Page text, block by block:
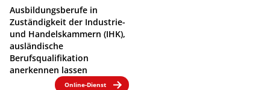
Ausbildungsberufe in
Zuständigkeit der Industrie-
und Handelskammern (IHK),
ausländische
Berufsqualifikation
anerkennen lassen
Online-Dienst